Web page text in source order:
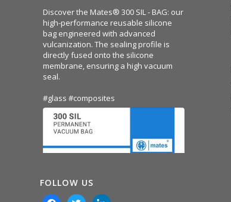
Discover the Mates® 300 SIL - BAG: our
high-performance reusable silicone
bag engineered with advanced
vulcanization. The sealing profile is
directly fused onto the silicone
membrane, ensuring a high vacuum
seal.
#glass #composites
FOLLOW US
facebooktwitter linkedin